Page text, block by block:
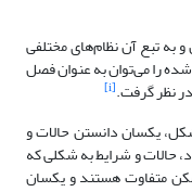
به تبع آن نظام‌های مختلفی
را می‌توان به عنوان فصل
نظر گرفت.[i]
یکسان دانستن حالات و
حالات و شرایط به شکلی که
متفاوت هستند و یکسان